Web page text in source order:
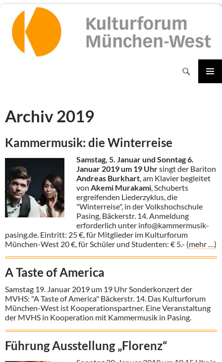
Inhalt
springen
Archiv 2019
Kammermusik: die Winterreise
Samstag, 5. Januar und Sonntag 6.
Januar 2019 um 19 Uhrsingt der Bariton
Andreas Burkhart, am Klavier begleitet
von Akemi Murakami, Schuberts
ergreifenden Liederzyklus, die
"Winterreise", in der Volkshochschule
Pasing, Bäckerstr. 14. Anmeldung
erforderlich unter info@kammermusik-
pasing.de. Eintritt: 25 €, für Mitglieder im Kulturforum
München-West 20 €, für Schüler und Studenten: € 5.- (mehr …)
A Taste of America
Samstag 19. Januar 2019 um 19 Uhr Sonderkonzert der
MVHS: "A Taste of America" Bäckerstr. 14. Das Kulturforum
München-West ist Kooperationspartner. Eine Veranstaltung
der MVHS in Kooperation mit Kammermusik in Pasing.
Führung Ausstellung „Florenz“